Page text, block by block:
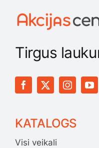
Tirgus
KATALOGS
Visi veikali